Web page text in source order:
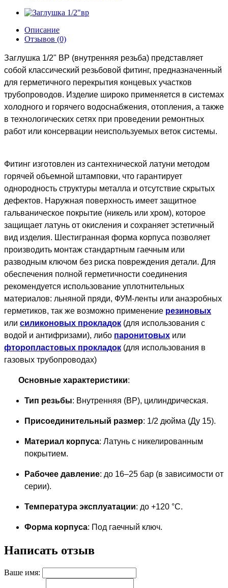
Описание
Отзывов (0)
Заглушка 1/2" ВР (внутренняя резьба) представляет
собой классический резьбовой фитинг, предназначенный
для герметичного перекрытия концевых участков
трубопроводов. Изделие широко применяется в системах
холодного и горячего водоснабжения, отопления, а также
в технологических сетях при проведении ремонтных
работ или консервации неиспользуемых веток системы.
Фитинг изготовлен из сантехнической латуни методом
горячей объемной штамповки, что гарантирует
однородность структуры металла и отсутствие скрытых
дефектов. Наружная поверхность имеет защитное
гальваническое покрытие (никель или хром), которое
защищает латунь от окисления и сохраняет эстетичный
вид изделия. Шестигранная форма корпуса позволяет
производить монтаж стандартным гаечным или
разводным ключом без риска повреждения детали. Для
обеспечения полной герметичности соединения
рекомендуется использование уплотнительных
материалов: льняной пряди, ФУМ-ленты или анаэробных
герметиков, так же возможно применение резиновых
или силиконовых прокладок (для использования с
водой и антифризами), либо паронитовых или
фторопластовых прокладок (для использования в
газовых трубопроводах)
Основные характеристики:
Тип резьбы: Внутренняя (ВР), цилиндрическая.
Присоединительный размер: 1/2 дюйма (Ду 15).
Материал корпуса: Латунь с никелированным
покрытием.
Рабочее давление: до 16–25 бар (в зависимости от
серии).
Температура эксплуатации: до +120 °C.
Форма корпуса: Под гаечный ключ.
Написать отзыв
Ваше имя: